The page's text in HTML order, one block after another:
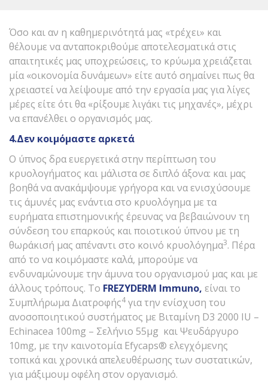
Όσο και αν η καθημερινότητά μας «τρέχει» και
θέλουμε να ανταποκριθούμε αποτελεσματικά στις
απαιτητικές μας υποχρεώσεις, το κρύωμα χρειάζεται
μία «οικονομία δυνάμεων» είτε αυτό σημαίνει πως θα
χρειαστεί να λείψουμε από την εργασία μας για λίγες
μέρες είτε ότι θα «ρίξουμε λιγάκι τις μηχανές», μέχρι
να επανέλθει ο οργανισμός μας.
4.Δεν κοιμόμαστε αρκετά
Ο ύπνος δρα ευεργετικά στην περίπτωση του
κρυολογήματος και μάλιστα σε διπλό άξονα: και μας
βοηθά να ανακάμψουμε γρήγορα και να ενισχύσουμε
τις άμυνές μας ενάντια στο κρυολόγημα με τα
ευρήματα επιστημονικής έρευνας να βεβαιώνουν τη
σύνδεση του επαρκούς και ποιοτικού ύπνου με τη
θωράκισή μας απέναντι στο κοινό κρυολόγημα3. Πέρα
από το να κοιμόμαστε καλά, μπορούμε να
ενδυναμώνουμε την άμυνα του οργανισμού μας και με
άλλους τρόπους. Τo FREZYDERM Immuno, είναι το
Συμπλήρωμα Διατροφής4 για την ενίσχυση του
ανοσοποιητικού συστήματος με Βιταμίνη D3 2000 IU –
Echinacea 100mg – Σελήνιο 55μg και Ψευδάργυρο
10mg, με την καινοτομία Efycaps® ελεγχόμενης
τοπικά και χρονικά απελευθέρωσης των συστατικών,
για μάξιμουμ οφέλη στον οργανισμό.